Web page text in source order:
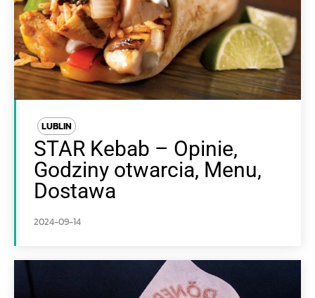
LUBLIN
STAR Kebab – Opinie,
Godziny otwarcia, Menu,
Dostawa
2024-09-14